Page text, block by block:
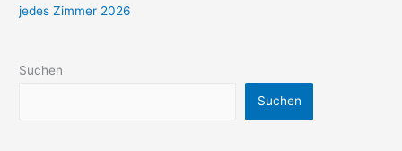
jedes Zimmer 2026
Suchen
Suchen